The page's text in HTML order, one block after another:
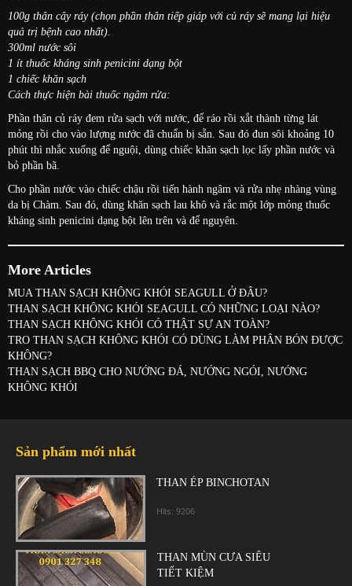
100g thân cây ráy (chọn phần thân tiếp giáp với củ ráy sẽ mang lại hiệu
quả trị bệnh cao nhất).
300ml nước sôi
1 ít thuốc kháng sinh penicini dạng bột
1 chiếc khăn sạch
Cách thực hiện bài thuốc ngâm rửa:
Phần thân củ ráy đem rửa sạch với nước, để ráo rồi xắt thành từng lát
mỏng rồi cho vào lượng nước đã chuẩn bị sẵn. Sau đó đun sôi khoảng 10
phút thì nhắc xuống để nguội, dùng chiếc khăn sạch lọc lấy phần nước và
bỏ phần bã.
Cho phần nước vào chiếc chậu rồi tiến hành ngâm và rửa nhẹ nhàng vùng
da bị Chàm. Sau đó, dùng khăn sạch lau khô và rắc một lớp mỏng thuốc
kháng sinh penicini dạng bột lên trên và để nguyên.
More Articles
MUA THAN SẠCH KHÔNG KHÓI SEAGULL Ở ĐÂU?
THAN SẠCH KHÔNG KHÓI SEAGULL CÓ NHỮNG LOẠI NÀO?
THAN SẠCH KHÔNG KHÓI CÓ THẬT SỰ AN TOÀN?
TRO THAN SẠCH KHÔNG KHÓI CÓ DÙNG LÀM PHÂN BÓN ĐƯỢC
KHÔNG?
THAN SẠCH BBQ CHO NƯỚNG ĐÁ, NƯỚNG NGÓI, NƯỚNG
KHÔNG KHÓI
Sản phẩm mới nhất
THAN ÉP BINCHOTAN
Hits: 9206
THAN MÙN CƯA SIÊU
TIẾT KIỆM